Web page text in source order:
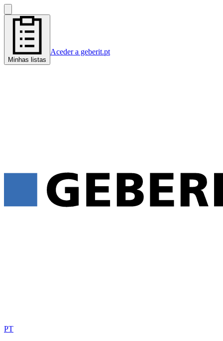
Minhas listas
Aceder a geberit.pt
PT